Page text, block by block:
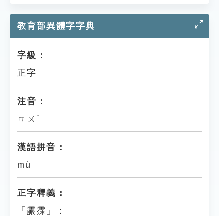
教育部異體字字典
字級：
正字
注音：
ㄇㄨˋ
漢語拼音：
mù
正字釋義：
「霢霂」：